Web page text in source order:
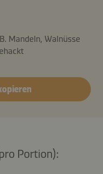
Mandeln, Walnüsse
Portion):